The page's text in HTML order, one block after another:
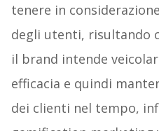
tenere in
degli utenti, risultando
il brand intende
efficacia e quindi
dei clienti nel tempo,